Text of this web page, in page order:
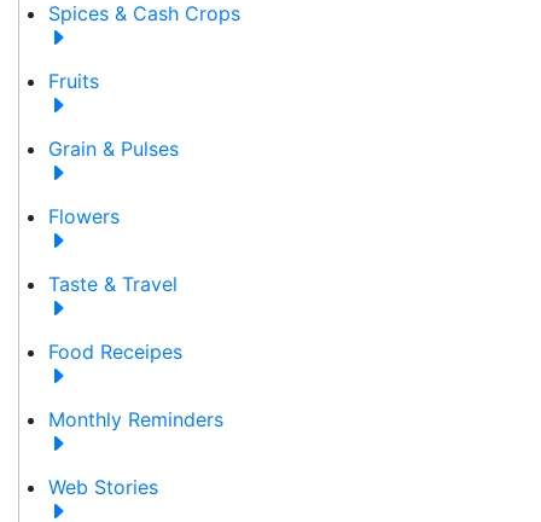
Spices & Cash Crops
Fruits
Grain & Pulses
Flowers
Taste & Travel
Food Receipes
Monthly Reminders
Web Stories